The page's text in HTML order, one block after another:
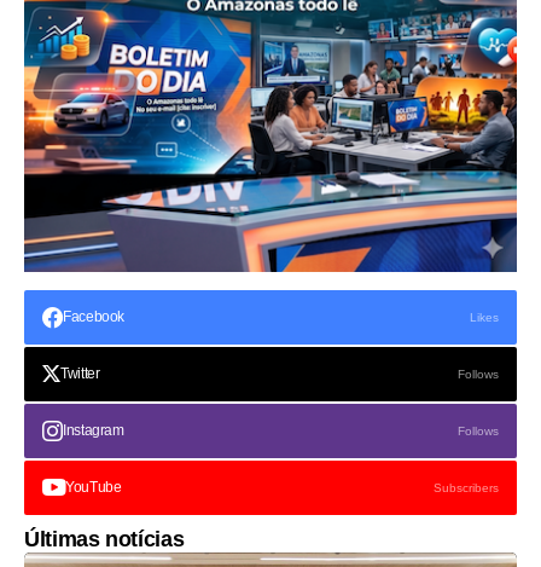
Facebook Likes
Twitter Follows
Instagram Follows
YouTube Subscribers
Últimas notícias